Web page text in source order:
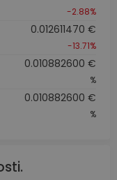
-2.88%
0.012611470 €
-13.71%
0.010882600 €
%
0.010882600 €
%